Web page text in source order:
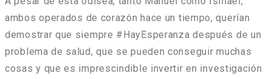
ambos operados de corazón hace un tiempo, querían
demostrar que siempre #HayEsperanza después de un
problema de salud, que se pueden conseguir muchas
cosas y que es imprescindible invertir en investigación